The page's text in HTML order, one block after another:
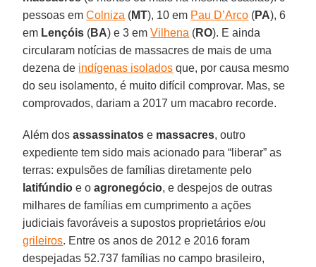
pessoas emColniza (MT), 10 em Pau D’Arco (PA), 6
em Lençóis (BA) e 3 emVilhena (RO). E ainda
circularam notícias de massacres de mais de uma
dezena de indígenas isolados que, por causa mesmo
do seu isolamento, é muito difícil comprovar. Mas, se
comprovados, dariam a 2017 um macabro recorde.
Além dosassassinatos e massacres, outro
expediente tem sido mais acionado para “liberar” as
terras: expulsões de famílias diretamente pelo
latifúndio e oagronegócio, e despejos de outras
milhares de famílias em cumprimento a ações
judiciais favoráveis a supostos proprietários e/ou
grileiros. Entre os anos de 2012 e 2016 foram
despejadas 52.737 famílias no campo brasileiro,